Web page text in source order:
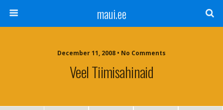
maui.ee
December 11, 2008 • No Comments
Veel Tiimisahinaid